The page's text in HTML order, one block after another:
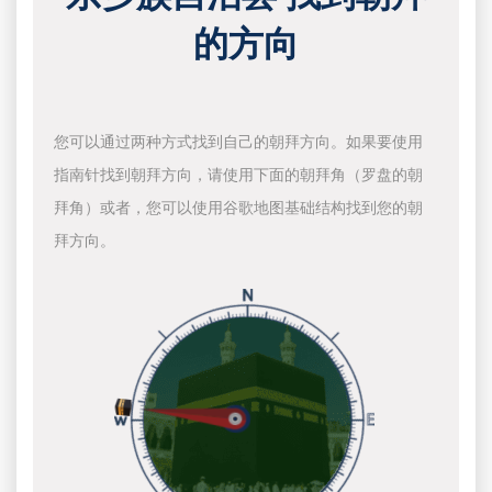
的方向
您可以通过两种方式找到自己的朝拜方向。如果要使用
指南针找到朝拜方向，请使用下面的朝拜角（罗盘的朝
拜角）或者，您可以使用谷歌地图基础结构找到您的朝
拜方向。